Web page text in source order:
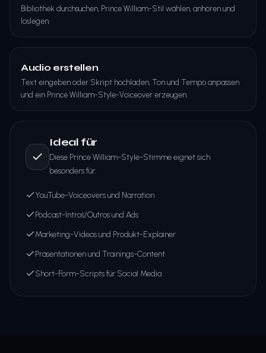
Bibliothek durchsuchen, Prince William-Stil wählen, anhören und
loslegen.
Audio erstellen
Text eingeben oder Skript hochladen, Ton und Tempo anpassen
und ein Prince William-Style-Voiceover erzeugen.
Ideal für
Diese Prince William-Style-Stimme eignet sich
besonders für:
YouTube-Voiceovers und Narration
Podcast-Intros/Outros und Ads
Marketing-Videos und Produkt-Explainer
Präsentationen und Trainings-Content
Short-Form-Scripts für Social Media